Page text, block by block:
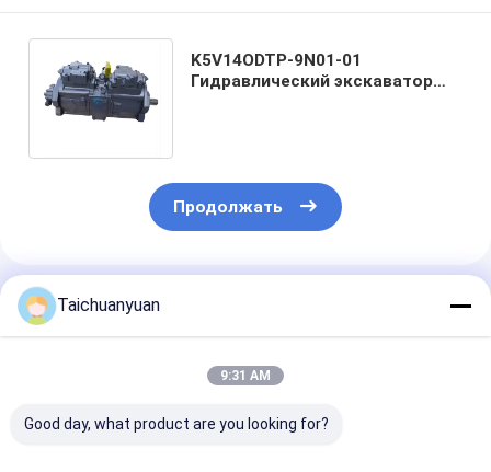
K5V14ODTP-9N01-01
Гидравлический экскаватор
Продолжать
Порекомендованные Продукты
Taichuanyuan
9:31 AM
Good day, what product are you looking for?